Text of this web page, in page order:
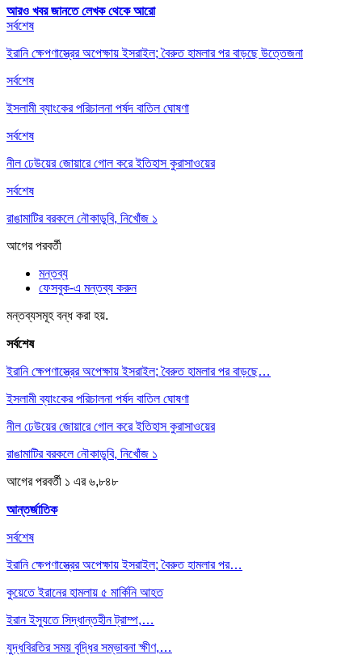
আরও খবর জানতে লেখক থেকে আরো
সর্বশেষ
ইরানি ক্ষেপণাস্ত্রের অপেক্ষায় ইসরাইল; বৈরুত হামলার পর বাড়ছে উত্তেজনা
সর্বশেষ
ইসলামী ব্যাংকের পরিচালনা পর্ষদ বাতিল ঘোষণা
সর্বশেষ
নীল ঢেউয়ের জোয়ারে গোল করে ইতিহাস কুরাসাওয়ের
সর্বশেষ
রাঙামাটির বরকলে নৌকাডুবি, নিখোঁজ ১
আগেরপরবর্তী
মন্তব্য
ফেসবুক-এ মন্তব্য করুন
মন্তব্যসমূহ বন্ধ করা হয়.
সর্বশেষ
ইরানি ক্ষেপণাস্ত্রের অপেক্ষায় ইসরাইল; বৈরুত হামলার পর বাড়ছে…
ইসলামী ব্যাংকের পরিচালনা পর্ষদ বাতিল ঘোষণা
নীল ঢেউয়ের জোয়ারে গোল করে ইতিহাস কুরাসাওয়ের
রাঙামাটির বরকলে নৌকাডুবি, নিখোঁজ ১
আগেরপরবর্তী ১ এর ৬,৮৪৮
আন্তর্জাতিক
সর্বশেষ
ইরানি ক্ষেপণাস্ত্রের অপেক্ষায় ইসরাইল; বৈরুত হামলার পর…
কুয়েতে ইরানের হামলায় ৫ মার্কিনি আহত
ইরান ইস্যুতে সিদ্ধান্তহীন ট্রাম্প,…
যুদ্ধবিরতির সময় বৃদ্ধির সম্ভাবনা ক্ষীণ,…